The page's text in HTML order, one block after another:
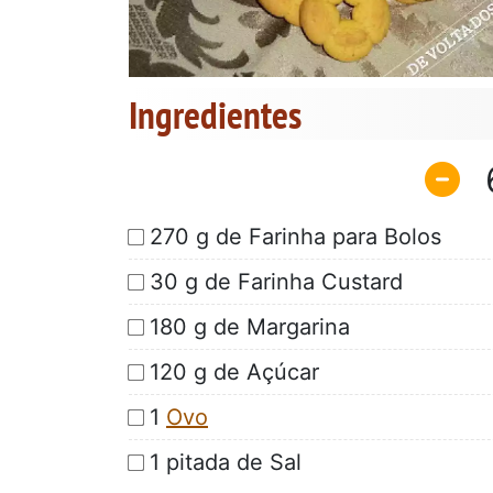
Ingredientes
270 g de Farinha para Bolos
30 g de Farinha Custard
180 g de Margarina
120 g de Açúcar
1 Ovo
1 pitada de Sal